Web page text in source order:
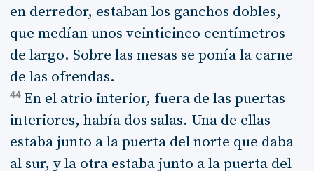
en derredor, estaban los ganchos dobles,
que medían unos veinticinco centímetros
de largo. Sobre las mesas se ponía la carne
de las ofrendas.
44 En el atrio interior, fuera de las puertas
interiores, había dos salas. Una de ellas
estaba junto a la puerta del norte que daba
al sur, y la otra estaba junto a la puerta del